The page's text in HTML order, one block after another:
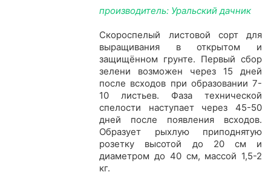
производитель: Уральский дачник
Скороспелый листовой сорт для
выращивания в открытом и
защищённом грунте. Первый сбор
зелени возможен через 15 дней
после всходов при образовании 7-
10 листьев. Фаза технической
спелости наступает через 45-50
дней после появления всходов.
Образует рыхлую приподнятую
розетку высотой до 20 см и
диаметром до 40 см, массой 1,5-2
кг.